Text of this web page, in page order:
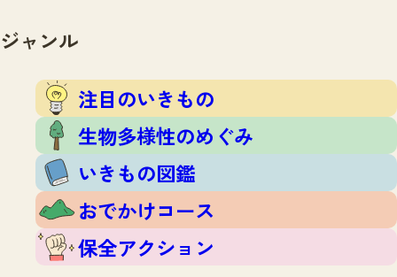
注目のいきもの
生物多様性のめぐみ
いきもの図鑑
おでかけコース
保全アクション
イベント
いきもの調査隊
調査レポート
調査レポートTOP
調査結果
ふくおかいきものマップ
マッチング
マッチングTOP
掲載申し込みフォーム
お問合せ
ジャンル
注目のいきもの
生物多様性のめぐみ
いきもの図鑑
おでかけコース
保全アクション